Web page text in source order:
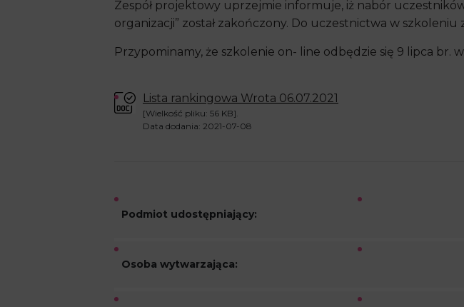
Zespół projektowy uprzejmie informuje, iż nabór
organizacji” został zakończony. Do uczestnictwa w szkoleniu
Przypominamy, że szkolenie on- line odbędzie się 9 lipca br.
Lista rankingowa Wrota 06.07.2021
[Wielkość pliku: 56 KB].
Data dodania: 2021-07-08
Podmiot udostępniający:
Osoba wytwarzająca: